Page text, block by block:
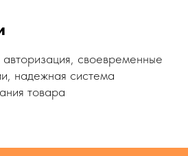
своевременные
надежная система
товара